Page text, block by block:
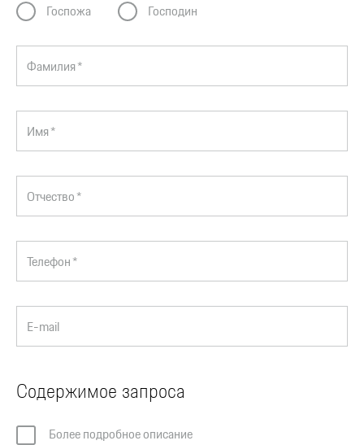
Госпожа Господин
Фамилия *
Имя *
Отчество *
Телефон *
E-mail
Содержимое запроса
Более подробное описание